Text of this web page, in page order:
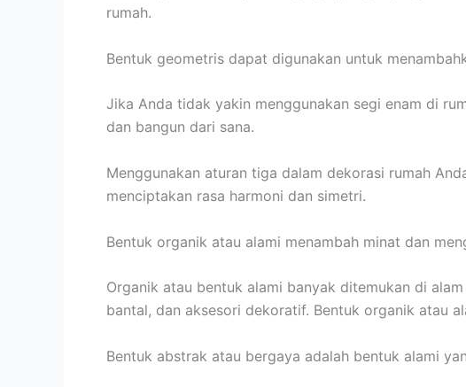
rumah.
Bentuk geometris dapat digunakan untuk
Jika Anda tidak yakin menggunakan segi enam di
dan bangun dari sana.
Menggunakan aturan tiga dalam dekorasi rumah
menciptakan rasa harmoni dan simetri.
Bentuk organik atau alami menambah minat dan
Organik atau bentuk alami banyak ditemukan di
bantal, dan aksesori dekoratif. Bentuk organik atau
Bentuk abstrak atau bergaya adalah bentuk alami